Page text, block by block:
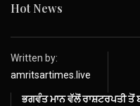
Hot News
Written by:
amritsartimes.live
ਭਗਵੰਤ ਮਾਨ ਵੱਲੋਂ ਰਾਸ਼ਟਰਪਤੀ ਤੋਂ